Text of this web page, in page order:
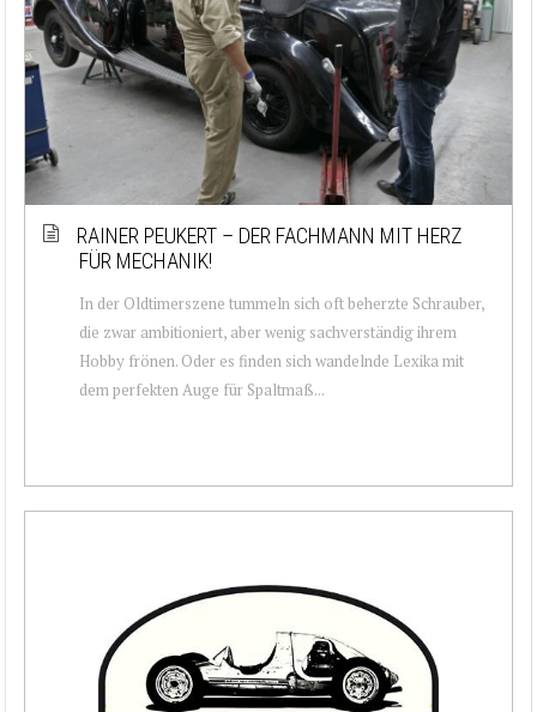
RAINER PEUKERT – DER FACHMANN MIT HERZ
FÜR MECHANIK!
In der Oldtimerszene tummeln sich oft beherzte Schrauber,
die zwar ambitioniert, aber wenig sachverständig ihrem
Hobby frönen. Oder es finden sich wandelnde Lexika mit
dem perfekten Auge für Spaltmaß...